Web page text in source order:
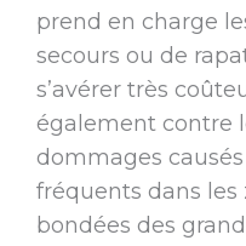
prend en charge
secours ou de
s’avérer très
également contre
dommages
fréquents dans
bondées des